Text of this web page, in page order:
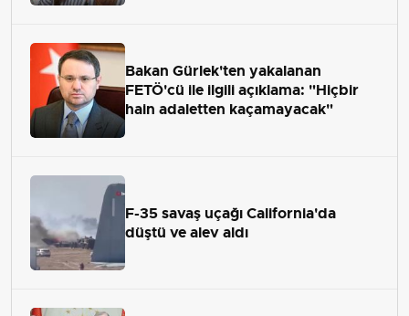
Bakan Gürlek'ten yakalanan
FETÖ'cü ile ilgili açıklama: "Hiçbir
hain adaletten kaçamayacak"
F-35 savaş uçağı California'da
düştü ve alev aldı